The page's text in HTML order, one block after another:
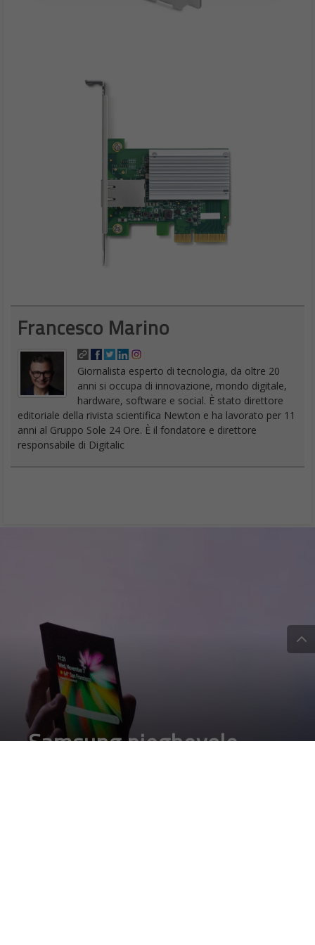
Francesco Marino
Giornalista esperto di tecnologia, da oltre 20
anni si occupa di innovazione, mondo digitale,
hardware, software e social. È stato direttore
editoriale della rivista scientifica Newton e ha lavorato per 11
anni al Gruppo Sole 24 Ore. È il fondatore e direttore
responsabile di Digitalic
Samsung pieghevole